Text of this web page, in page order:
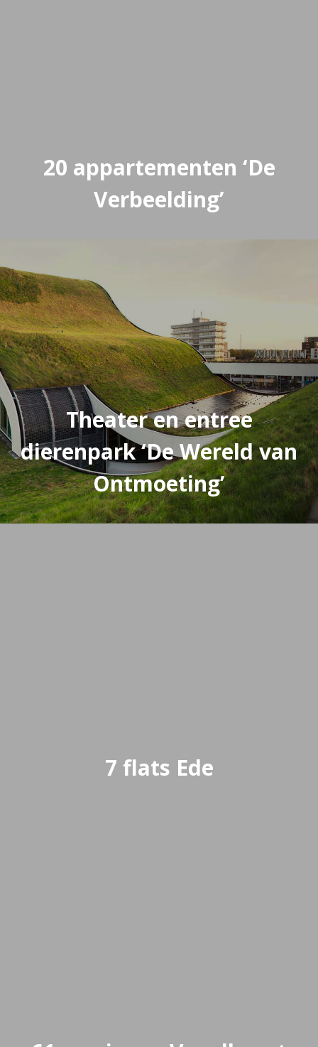
20 appartementen ‘De
Verbeelding’
Theater en entree
dierenpark ‘De Wereld van
Ontmoeting’
7 flats Ede